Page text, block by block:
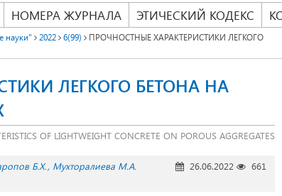
НОМЕРА ЖУРНАЛА ЭТИЧЕСКИЙ КОДЕКС
науки" 2022 6(99)
ПРОЧНОСТНЫЕ ХАРАКТЕРИСТИКИ ЛЕГКОГО
ЛЕГКОГО БЕТОНА НА
OF LIGHTWEIGHT CONCRETE ON POROUS AGGREGATES
Б.Х. Мухторалиева М.А. 26.06.2022
661